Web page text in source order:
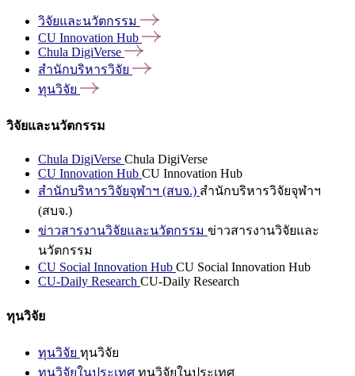
วิจัยและนวัตกรรม
CU Innovation Hub
Chula DigiVerse
สำนักบริหารวิจัย
ทุนวิจัย
วิจัยและนวัตกรรม
Chula DigiVerse Chula DigiVerse
CU Innovation Hub CU Innovation Hub
สำนักบริหารวิจัยจุฬาฯ (สบจ.) สำนักบริหารวิจัยจุฬาฯ
(สบจ.)
ข่าวสารงานวิจัยและนวัตกรรม ข่าวสารงานวิจัยและ
นวัตกรรม
CU Social Innovation Hub CU Social Innovation Hub
CU-Daily Research CU-Daily Research
ทุนวิจัย
ทุนวิจัย ทุนวิจัย
ทุนวิจัยในประเทศ ทุนวิจัยในประเทศ